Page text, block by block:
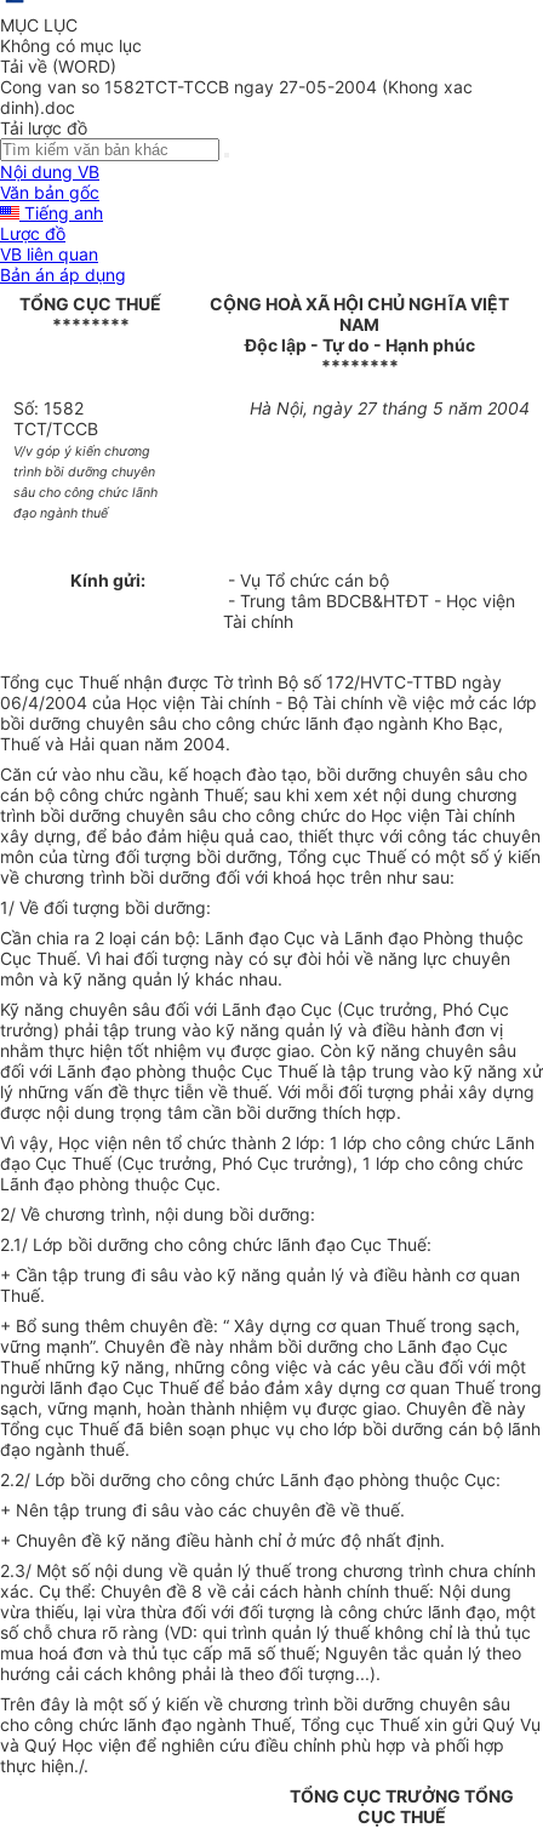
MỤC LỤC
Không có mục lục
Tải về (WORD)
Cong van so 1582TCT-TCCB ngay 27-05-2004 (Khong xac
dinh).doc
Tải lược đồ
Nội dung VB
Văn bản gốc
Tiếng anh
Lược đồ
VB liên quan
Bản án áp dụng
TỔNG CỤC THUẾ
********
CỘNG HOÀ XÃ HỘI CHỦ NGHĨA VIỆT
NAM
Độc lập - Tự do - Hạnh phúc
********
Số: 1582
TCT/TCCB
V/v góp ý kiến chương
trình bồi dưỡng chuyên
sâu cho công chức lãnh
đạo ngành thuế
Hà Nội, ngày 27 tháng 5 năm 2004
Kính gửi:
- Vụ Tổ chức cán bộ
- Trung tâm BDCB&HTĐT - Học viện
Tài chính
Tổng cục Thuế nhận được Tờ trình Bộ số 172/HVTC-TTBD ngày
06/4/2004 của Học viện Tài chính - Bộ Tài chính về việc mở các lớp
bồi dưỡng chuyên sâu cho công chức lãnh đạo ngành Kho Bạc,
Thuế và Hải quan năm 2004.
Căn cứ vào nhu cầu, kế hoạch đào tạo, bồi dưỡng chuyên sâu cho
cán bộ công chức ngành Thuế; sau khi xem xét nội dung chương
trình bồi dưỡng chuyên sâu cho công chức do Học viện Tài chính
xây dựng, để bảo đảm hiệu quả cao, thiết thực với công tác chuyên
môn của từng đối tượng bồi dưỡng, Tổng cục Thuế có một số ý kiến
về chương trình bồi dưỡng đối với khoá học trên như sau:
1/ Về đối tượng bồi dưỡng:
Cần chia ra 2 loại cán bộ: Lãnh đạo Cục và Lãnh đạo Phòng thuộc
Cục Thuế. Vì hai đối tượng này có sự đòi hỏi về năng lực chuyên
môn và kỹ năng quản lý khác nhau.
Kỹ năng chuyên sâu đối với Lãnh đạo Cục (Cục trưởng, Phó Cục
trưởng) phải tập trung vào kỹ năng quản lý và điều hành đơn vị
nhằm thực hiện tốt nhiệm vụ được giao. Còn kỹ năng chuyên sâu
đối với Lãnh đạo phòng thuộc Cục Thuế là tập trung vào kỹ năng xử
lý những vấn đề thực tiễn về thuế. Với mỗi đối tượng phải xây dựng
được nội dung trọng tâm cần bồi dưỡng thích hợp.
Vì vậy, Học viện nên tổ chức thành 2 lớp: 1 lớp cho công chức Lãnh
đạo Cục Thuế (Cục trưởng, Phó Cục trưởng), 1 lớp cho công chức
Lãnh đạo phòng thuộc Cục.
2/ Về chương trình, nội dung bồi dưỡng:
2.1/ Lớp bồi dưỡng cho công chức lãnh đạo Cục Thuế:
+ Cần tập trung đi sâu vào kỹ năng quản lý và điều hành cơ quan
Thuế.
+ Bổ sung thêm chuyên đề: “ Xây dựng cơ quan Thuế trong sạch,
vững mạnh”. Chuyên đề này nhằm bồi dưỡng cho Lãnh đạo Cục
Thuế những kỹ năng, những công việc và các yêu cầu đối với một
người lãnh đạo Cục Thuế để bảo đảm xây dựng cơ quan Thuế trong
sạch, vững mạnh, hoàn thành nhiệm vụ được giao. Chuyên đề này
Tổng cục Thuế đã biên soạn phục vụ cho lớp bồi dưỡng cán bộ lãnh
đạo ngành thuế.
2.2/ Lớp bồi dưỡng cho công chức Lãnh đạo phòng thuộc Cục:
+ Nên tập trung đi sâu vào các chuyên đề về thuế.
+ Chuyên đề kỹ năng điều hành chỉ ở mức độ nhất định.
2.3/ Một số nội dung về quản lý thuế trong chương trình chưa chính
xác. Cụ thể: Chuyên đề 8 về cải cách hành chính thuế: Nội dung
vừa thiếu, lại vừa thừa đối với đối tượng là công chức lãnh đạo, một
số chỗ chưa rõ ràng (VD: qui trình quản lý thuế không chỉ là thủ tục
mua hoá đơn và thủ tục cấp mã số thuế; Nguyên tắc quản lý theo
hướng cải cách không phải là theo đối tượng...).
Trên đây là một số ý kiến về chương trình bồi dưỡng chuyên sâu
cho công chức lãnh đạo ngành Thuế, Tổng cục Thuế xin gửi Quý Vụ
và Quý Học viện để nghiên cứu điều chỉnh phù hợp và phối hợp
thực hiện./.
TỔNG CỤC TRƯỞNG TỔNG
CỤC THUẾ